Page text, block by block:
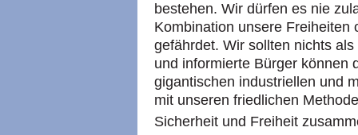
bestehen. Wir dürfen es nie
Kombination unsere Freiheiten
gefährdet. Wir sollten nichts
und informierte Bürger können
gigantischen industriellen und
mit unseren friedlichen
Sicherheit und Freiheit